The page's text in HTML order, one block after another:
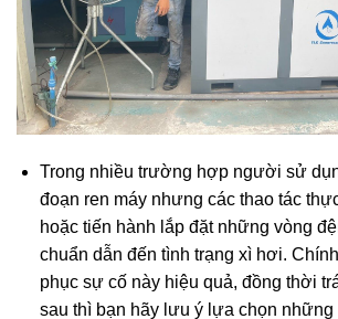
Trong nhiều trường hợp người sử
đoạn ren máy nhưng các thao tác
hoặc tiến hành lắp đặt những vòng
chuẩn dẫn đến tình trạng xì hơi.
phục sự cố này hiệu quả, đồng thời
sau thì bạn hãy lưu ý lựa chọn những